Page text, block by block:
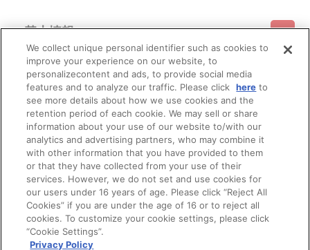
■商品について
※本商品は、2025年7月12日（土）より『魔神英雄伝ワタル＆
魔神創造伝ワタル展』会場等にて販売された商品と同じ仕様となり
ます。
※本商品は、サンライズストア 他、一般店舗にて販売される商
品と同じ仕様となります。
※本商品は準備数に限りがございます。準備数に達した場合、
早期にご注文の受付を終了させていただくことがございます。
※ご要望多数の場合、お届け時期を変更し、再度受注を行うこ
とがございます。
※撮影環境やご利用のモニター環境により、実物と多少異なっ
て見える場合がございます。
※商品画像はイメージです。実際の商品仕様が異なる場合がご
ざいます。あらかじめご了承ください。
※すでにご注文しているかのご確認には、「マイページ」
→「ご注文履歴」にてご確認いただけます。
■ご注文・お支払いについて
基本情報
利用規約 特定商取引法に基づく表示 プライバシーポリシー
プライバシーオプション 会社概要
ご利用情報
ご利用ガイド サイトマップ お問い合わせ
Do Not Sell or Share My Personal Information
会員メニュー
ログイン 会員規約 新規会員登録
その他のご案内
公式X バンダイナムコフィルムワークス
We collect unique personal identifier such as cookies to
improve your experience on our website, to
personalizecontent and ads, to provide social media
features and to analyze our traffic. Please click here to
see more details about how we use cookies and the
retention period of each cookie. We may sell or share
information about your use of our website to/with our
analytics and advertising partners, who may combine it
with other information that you have provided to them
or that they have collected from your use of their
services. However, we do not set and use cookies for
our users under 16 years of age. Please click “Reject All
Cookies” if you are under the age of 16 or to reject all
cookies. To customize your cookie settings, please click
“Cookie Settings”.
Privacy Policy